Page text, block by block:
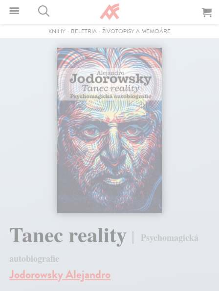
KNIHY - BELETRIA - ŽIVOTOPISY A MEMOÁRE
Tanec reality
Psychomagická
autobiografie
Jodorowsky Alejandro